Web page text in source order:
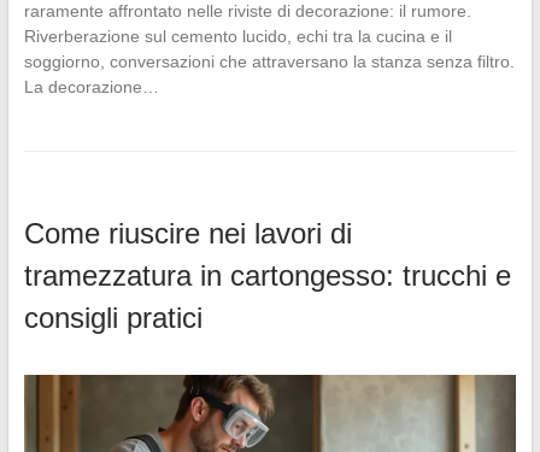
raramente affrontato nelle riviste di decorazione: il rumore.
Riverberazione sul cemento lucido, echi tra la cucina e il
soggiorno, conversazioni che attraversano la stanza senza filtro.
La decorazione…
Come riuscire nei lavori di
tramezzatura in cartongesso: trucchi e
consigli pratici